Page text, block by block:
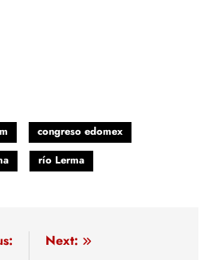
congreso edomex
río Lerma
Next: